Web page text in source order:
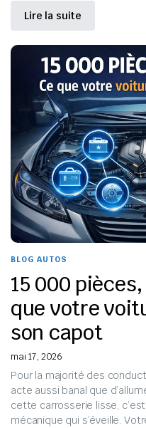
Lire la suite
BLOG AUTOS
15 000
que votre
son capot
mai 17, 2026
Pour la majorité des
acte aussi banal que
cette carrosserie lisse,
mécanique qui s’éveille.